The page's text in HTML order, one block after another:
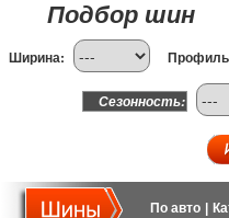
Подбор шин
Ширина:
Сезонность:
По авто